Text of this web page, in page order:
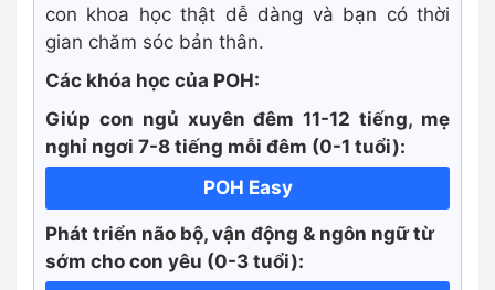
con khoa học thật dễ dàng và bạn có thời
gian chăm sóc bản thân.
Các khóa học của POH:
Giúp con ngủ xuyên đêm 11-12 tiếng, mẹ
nghỉ ngơi 7-8 tiếng mỗi đêm (0-1 tuổi):
POH Easy
Phát triển não bộ, vận động & ngôn ngữ từ
sớm cho con yêu (0-3 tuổi):